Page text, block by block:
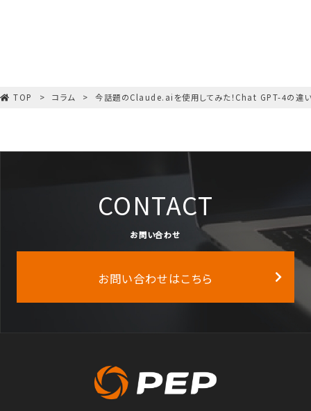
TOP コラム 今話題のClaude.aiを使用してみた！Chat GPT-4の違
CONTACT
お問い合わせ
お問い合わせはこちら